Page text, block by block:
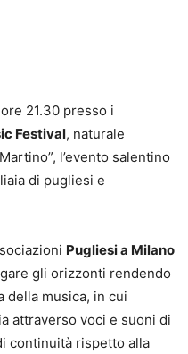
21.30 presso i
Festival, naturale
l’evento salentino
di pugliesi e
Pugliesi a Milano
gli orizzonti rendendo
della musica, in cui
attraverso voci e suoni di
continuità rispetto alla